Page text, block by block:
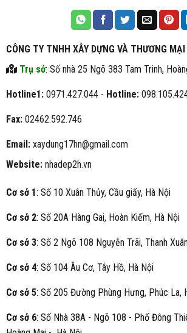
CÔNG TY TNHH XÂY DỰNG VÀ THƯƠNG
Trụ sở: Số nhà 25 Ngõ 383 Tam Trinh,
Hotline1:0971.427.044 - Hotline:
Fax:02462.592.746
Email:xaydung17hn@gmail.com
Website:nhadep2h.vn
Cơ sở 1: Số 10 Xuân Thủy, Cầu giấy, Hà Nội
Cơ sở 2: Số 20A Hàng Gai, Hoàn Kiếm, Hà Nội
Cơ sở 3: Số 2 Ngõ 108 Nguyễn Trãi, Thanh
Cơ sở 4: Số 104 Âu Cơ, Tây Hồ, Hà Nội
Cơ sở 5: Số 205 Đường Phùng Hưng, Phúc La,
Cơ sở 6: Số Nhà 38A - Ngõ 108 - Phố Đông